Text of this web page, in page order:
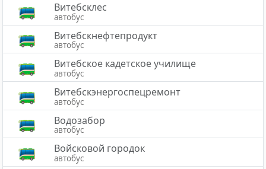
Витебсклес
автобус
Витебскнефтепродукт
автобус
Витебское кадетское училище
автобус
Витебскэнергоспецремонт
автобус
Водозабор
автобус
Войсковой городок
автобус